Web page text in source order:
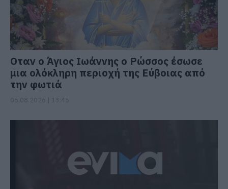
Οταν ο Άγιος Ιωάννης ο Ρώσσος έσωσε
μια ολόκληρη περιοχή της Εύβοιας από
την φωτιά